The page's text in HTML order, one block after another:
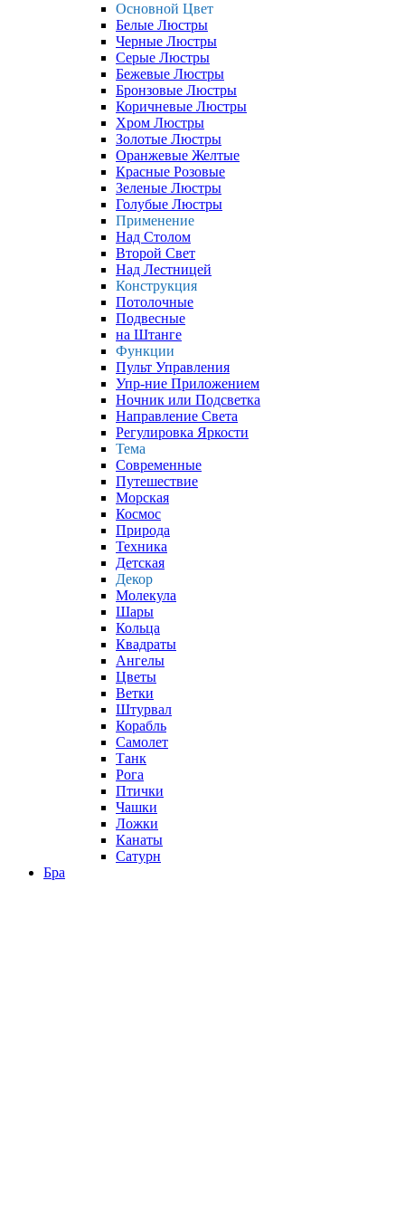
Основной Цвет
Белые Люстры
Черные Люстры
Серые Люстры
Бежевые Люстры
Бронзовые Люстры
Коричневые Люстры
Хром Люстры
Золотые Люстры
Оранжевые Желтые
Красные Розовые
Зеленые Люстры
Голубые Люстры
Применение
Над Столом
Второй Свет
Над Лестницей
Конструкция
Потолочные
Подвесные
на Штанге
Функции
Пульт Управления
Упр-ние Приложением
Ночник или Подсветка
Направление Света
Регулировка Яркости
Тема
Современные
Путешествие
Морская
Космос
Природа
Техника
Детская
Декор
Молекула
Шары
Кольца
Квадраты
Ангелы
Цветы
Ветки
Штурвал
Корабль
Самолет
Танк
Рога
Птички
Чашки
Ложки
Канаты
Сатурн
Бра